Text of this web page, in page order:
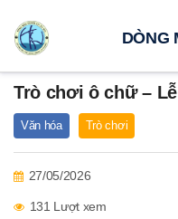
Trò chơi ô chữ –
Văn hóa Trò chơi
27/05/2026
131 Lượt xem
DÒNG